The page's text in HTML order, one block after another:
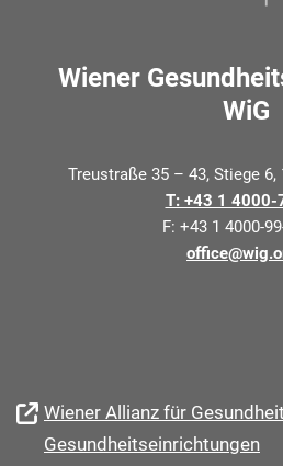
Wiener
WiG
Treustraße 35 – 43, Stiege 6,
T: +43 1 4000-
F: +43 1 4000-
Wiener Allianz für
Gesundheitseinrichtungen